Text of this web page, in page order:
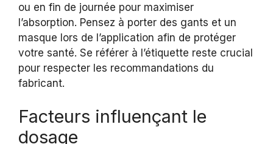
ou en fin de journée pour maximiser
l’absorption. Pensez à porter des gants et un
masque lors de l’application afin de protéger
votre santé. Se référer à l’étiquette reste crucial
pour respecter les recommandations du
fabricant.
Facteurs influençant le
dosage